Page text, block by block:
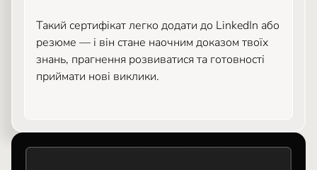
Такий сертифікат легко додати до LinkedIn або
резюме — і він стане наочним доказом твоїх
знань, прагнення розвиватися та готовності
приймати нові виклики.